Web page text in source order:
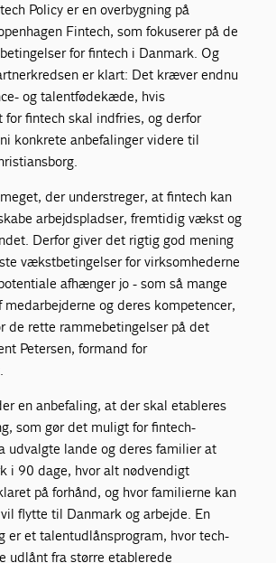
Policy er en overbygning på
Fintech, som fokuserer på de
for fintech i Danmark. Og
er klart: Det kræver endnu
og talentfødekæde, hvis
fintech skal indfries, og derfor
konkrete anbefalinger videre til
der understreger, at fintech kan
arbejdspladser, fremtidig vækst og
Derfor giver det rigtig god mening
vækstbetingelser for virksomhederne
afhænger jo - som så mange
og deres kompetencer,
de rette rammebetingelser på det
Petersen, formand for
en anbefaling, at der skal etableres
som gør det muligt for fintech-
udvalgte lande og deres familier at
i 90 dage, hvor alt nødvendigt
på forhånd, og hvor familierne kan
flytte til Danmark og arbejde. En
er et talentudlånsprogram, hvor tech-
udlånt fra større etablerede